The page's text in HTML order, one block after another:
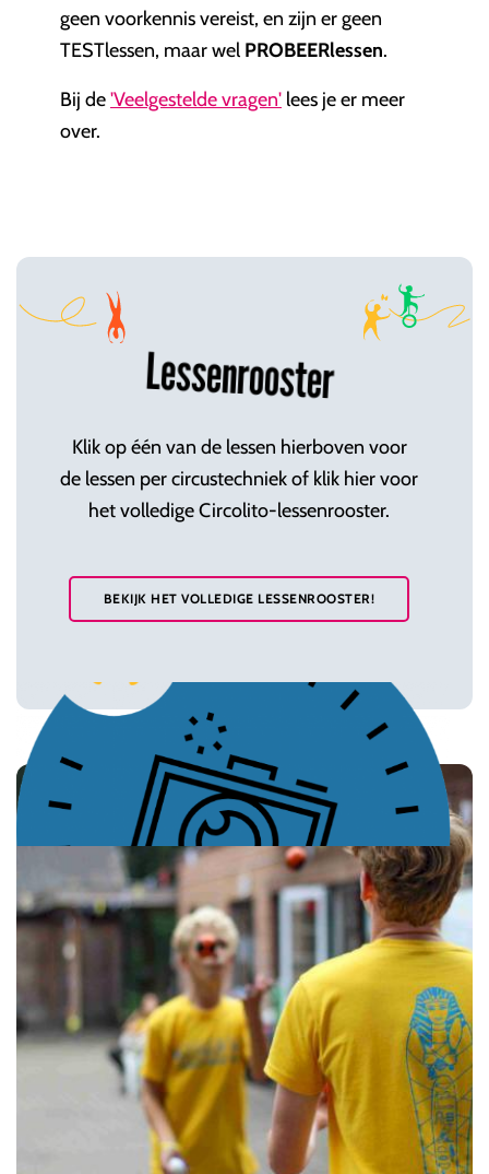
geen voorkennis vereist, en zijn er geen
TESTlessen, maar wel PROBEERlessen.
Bij de'Veelgestelde vragen' lees je er meer
over.
Lessenrooster
Klik op één van de lessen hierboven voor
de lessen per circustechniek of klik hier voor
het volledige Circolito-lessenrooster.
BEKIJK HET VOLLEDIGE LESSENROOSTER!